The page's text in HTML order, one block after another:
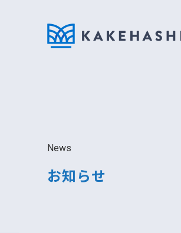
News
お知らせ